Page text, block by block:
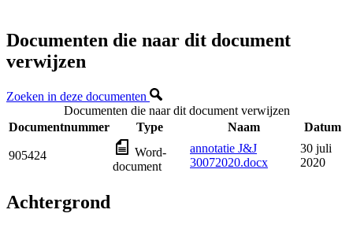
Documenten die naar dit document
verwijzen
Zoeken in deze documenten
Documenten die naar dit document verwijzen
Documentnummer
Type Naam Datum
905424
Word-
document
annotatie J&J
30072020.docx
30 juli
2020
Achtergrond